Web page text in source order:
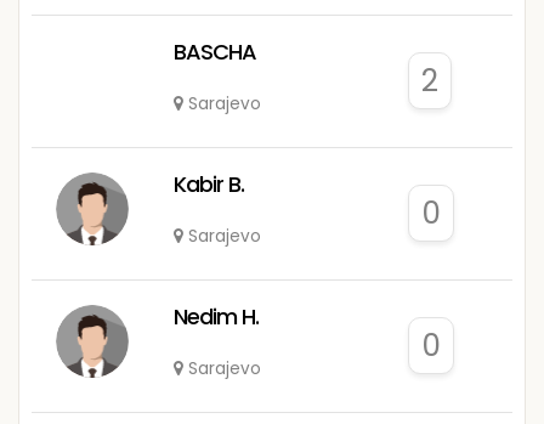
BASCHA
Sarajevo
2
Kabir B.
Sarajevo
0
Nedim H.
Sarajevo
0